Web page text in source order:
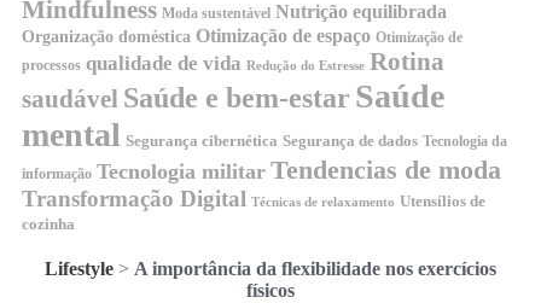
Mindfulness Moda sustentável Nutrição equilibrada
Organização doméstica Otimização de espaço Otimização de
processos qualidade de vida Redução do Estresse Rotina
saudável Saúde e bem-estar Saúde
mental Segurança cibernética Segurança de dados Tecnologia da
informação Tecnologia militar Tendencias de moda
Transformação Digital Técnicas de relaxamento Utensílios de
cozinha
Lifestyle > A importância da flexibilidade nos exercícios
físicos